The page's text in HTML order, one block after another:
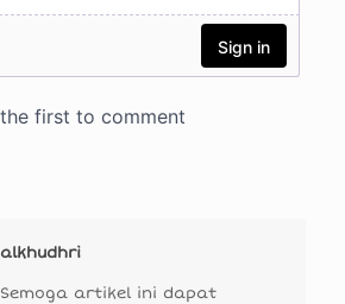
alkhudhri
Semoga artikel ini dapat